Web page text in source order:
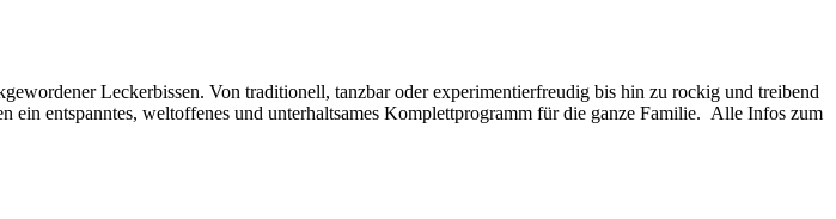
Leckerbissen. Von traditionell, tanzbar oder experimentierfreudig bis hin zu rockig und treibend
entspanntes, weltoffenes und unterhaltsames Komplettprogramm für die ganze Familie. Alle Infos zum